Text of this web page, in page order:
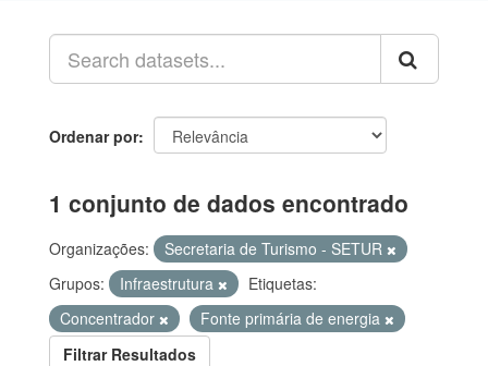
Ordenar por
1 conjunto de dados encontrado
Organizações:
Secretaria de Turismo - SETUR
Grupos:
Infraestrutura
Etiquetas:
Concentrador
Fonte primária de energia
Filtrar Resultados